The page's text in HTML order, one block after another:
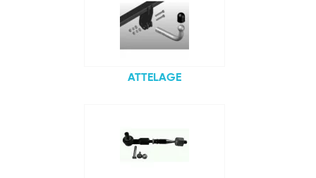
ATTELAGE